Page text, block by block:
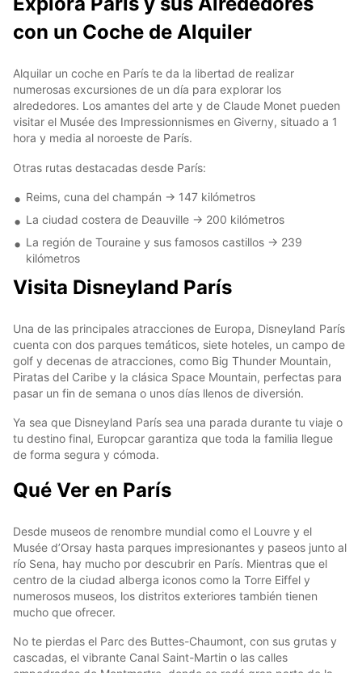
con un Coche de Alquiler
Alquilar un coche en París te da la libertad de realizar
numerosas excursiones de un día para explorar los
alrededores. Los amantes del arte y de Claude Monet pueden
visitar el Musée des Impressionnismes en Giverny, situado a 1
hora y media al noroeste de París.
Otras rutas destacadas desde París:
Reims, cuna del champán -> 147 kilómetros
La ciudad costera de Deauville -> 200 kilómetros
La región de Touraine y sus famosos castillos -> 239
kilómetros
Visita Disneyland París
Una de las principales atracciones de Europa, Disneyland París
cuenta con dos parques temáticos, siete hoteles, un campo de
golf y decenas de atracciones, como Big Thunder Mountain,
Piratas del Caribe y la clásica Space Mountain, perfectas para
pasar un fin de semana o unos días llenos de diversión.
Ya sea que Disneyland París sea una parada durante tu viaje o
tu destino final, Europcar garantiza que toda la familia llegue
de forma segura y cómoda.
Qué Ver en París
Desde museos de renombre mundial como el Louvre y el
Musée d’Orsay hasta parques impresionantes y paseos junto al
río Sena, hay mucho por descubrir en París. Mientras que el
centro de la ciudad alberga iconos como la Torre Eiffel y
numerosos museos, los distritos exteriores también tienen
mucho que ofrecer.
No te pierdas el Parc des Buttes-Chaumont, con sus grutas y
cascadas, el vibrante Canal Saint-Martin o las calles